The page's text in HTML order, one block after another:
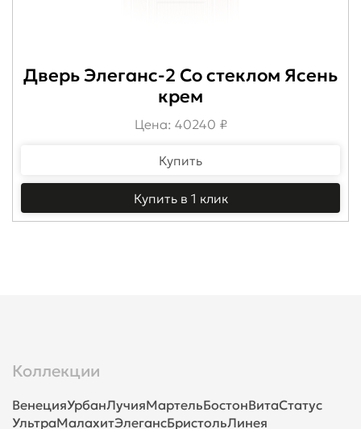
Дверь Элеганс-2 Со стеклом Ясень
крем
Цена: 40240 ₽
Купить
Купить в 1 клик
Коллекции
ВенецияУрбанЛучияМартельБостонВитаСтатус
УльтраМалахитЭлегансБристольЛинея